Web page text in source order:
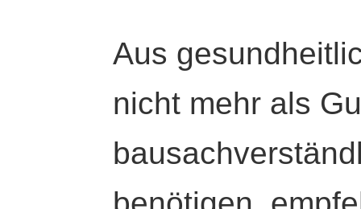
Aus
nicht mehr als